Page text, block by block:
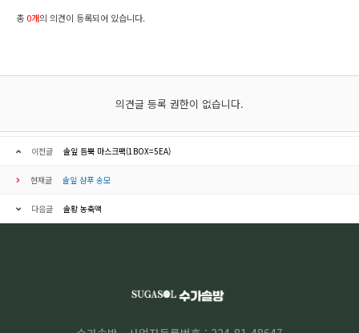
총 0개의 의견이 등록되어 있습니다.
의견글 등록 권한이 없습니다.
이전글 솔잎 듬뿍 마스크팩(1BOX=5EA)
현재글 솔잎 샴푸 송모
다음글 솔황 농축액